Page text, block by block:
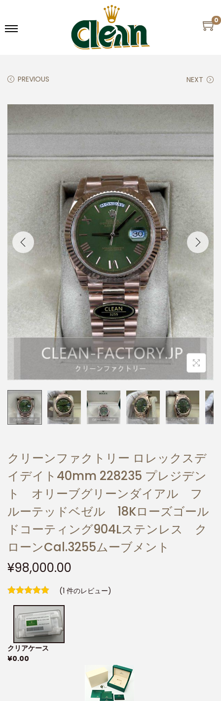
0
PREVIOUS NEXT
クリーンファクトリー ロレックスデ
イデイト40mm 228235 プレジデン
ト オリーブグリーンダイアル フ
ルーテッドベゼル 18Kローズゴール
ドコーティング904Lステンレス ク
ローンCal.3255ムーブメント
¥98,000.00
(1 件のレビュー)
クリアケース
¥0.00